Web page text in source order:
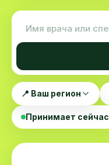
📍 Ваш регион
Принимает сейчас